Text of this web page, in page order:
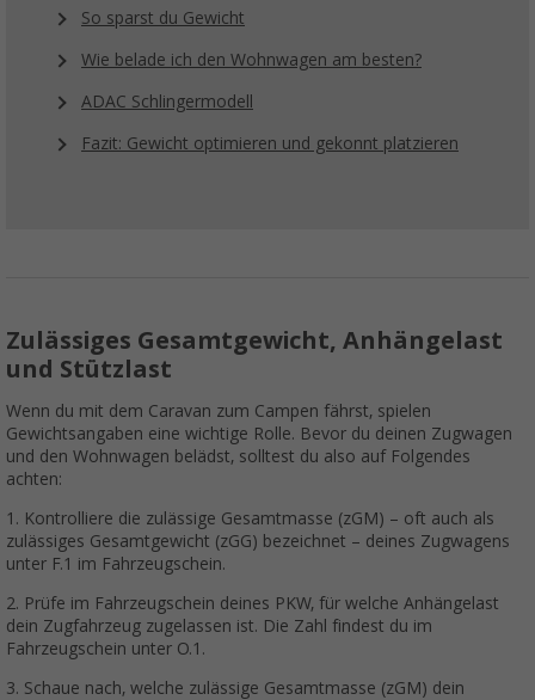
So sparst du Gewicht
Wie belade ich den Wohnwagen am besten?
ADAC Schlingermodell
Fazit: Gewicht optimieren und gekonnt platzieren
Zulässiges Gesamtgewicht, Anhängelast
und Stützlast
Wenn du mit dem Caravan zum Campen fährst, spielen
Gewichtsangaben eine wichtige Rolle. Bevor du deinen Zugwagen
und den Wohnwagen belädst, solltest du also auf Folgendes
achten:
1. Kontrolliere die zulässige Gesamtmasse (zGM) – oft auch als
zulässiges Gesamtgewicht (zGG) bezeichnet – deines Zugwagens
unter F.1 im Fahrzeugschein.
2. Prüfe im Fahrzeugschein deines PKW, für welche Anhängelast
dein Zugfahrzeug zugelassen ist. Die Zahl findest du im
Fahrzeugschein unter O.1.
3. Schaue nach, welche zulässige Gesamtmasse (zGM) dein